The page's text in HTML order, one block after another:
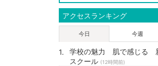
アクセスランキング
今日 今週
学校の魅力 肌で感じる
スクール (12時間前)